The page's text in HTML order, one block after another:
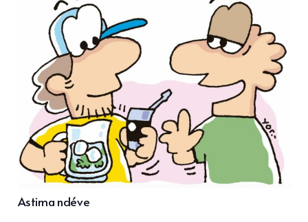
Astima ndéve